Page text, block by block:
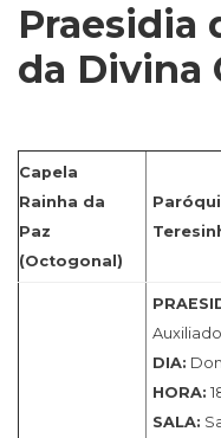
Praesidia
da Divina
Capela
Rainha da
Paz
(Octogonal)
DIA:
HORA:
SALA: